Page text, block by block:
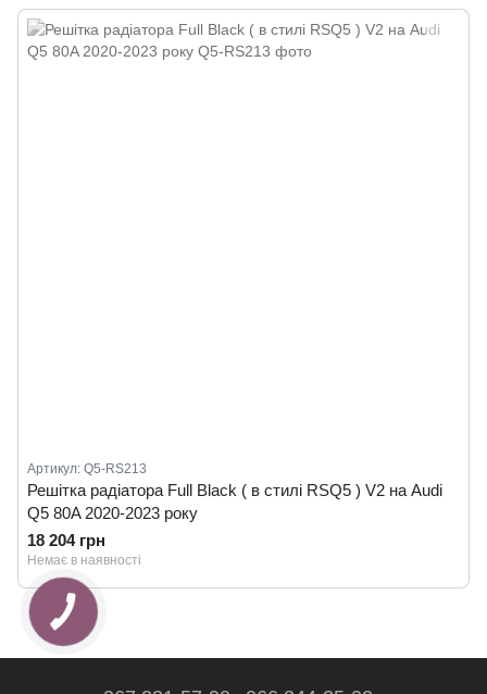
Артикул: Q5-RS213
Решітка радіатора Full Black ( в стилі RSQ5 ) V2 на Audi
Q5 80A 2020-2023 року
18 204 грн
Немає в наявності